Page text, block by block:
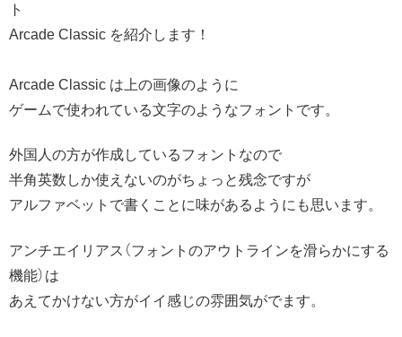
ト
Arcade Classic を紹介します！
Arcade Classic は上の画像のように
ゲームで使われている文字のようなフォントです。
外国人の方が作成しているフォントなので
半角英数しか使えないのがちょっと残念ですが
アルファベットで書くことに味があるようにも思います。
アンチエイリアス（フォントのアウトラインを滑らかにする
機能）は
あえてかけない方がイイ感じの雰囲気がでます。